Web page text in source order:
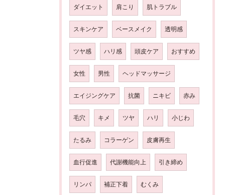
ダイエット 肩こり 肌トラブル
スキンケア ベースメイク 透明感
ツヤ感 ハリ感 頭皮ケア おすすめ
女性 男性 ヘッドマッサージ
エイジングケア 抗菌 ニキビ 赤み
毛穴 キメ ツヤ ハリ 小じわ
たるみ コラーゲン 皮膚再生
血行促進 代謝機能向上 引き締め
リンパ 補正下着 むくみ